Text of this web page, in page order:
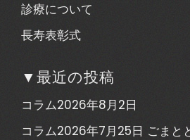
診療について
長寿表彰式
▼最近の投稿
コラム2026年8月2日
コラム2026年7月25日 ごまと